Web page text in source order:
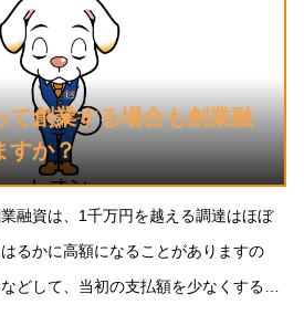
て創業する場合も創業融
すか？
融資は、1千万円を越える調達はほぼ
るかに高額になることがありますの
どして、当初の支払額を少なくするよ